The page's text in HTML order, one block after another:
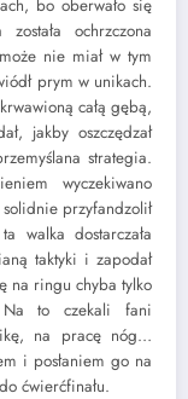
bo oberwało się
ochrzczona
nie miał w tym
prym w unikach.
całą gębą,
jakby oszczędzał
strategia.
wyczekiwano
przyfandzolił
walka dostarczała
taktyki i zapodał
na ringu chyba tylko
to czekali fani
na pracę nóg…
i posłaniem go na
ćwierćfinału.